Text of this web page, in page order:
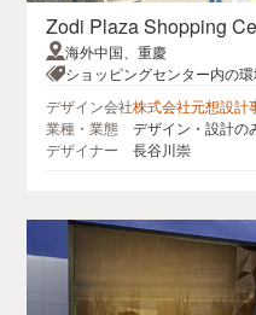
Zodi Plaza Shopping
海外中国、重慶
ショッピングセンター内の
デザイン会社株式会社元想設計
業種・業態
デザイン・設計の
デザイナー
長谷川崇